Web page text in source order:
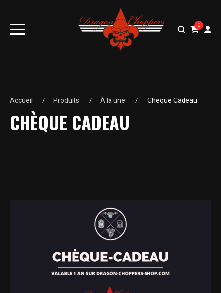
0
Accueil Produits À la une Chèque Cadeau
CHÈQUE CADEAU